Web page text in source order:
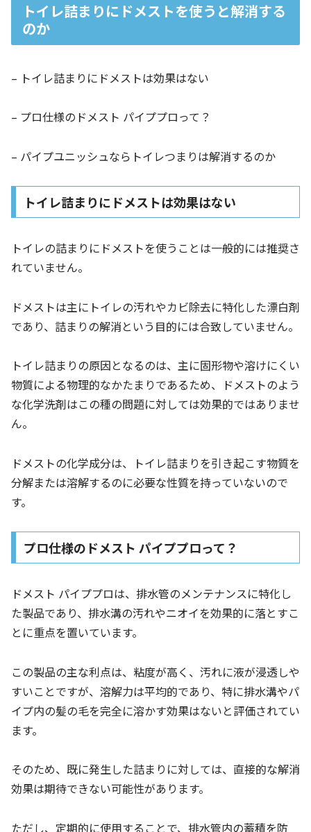
トイレ詰まりにドメストを使うと解消する
のか
– トイレ詰まりにドメストは効果はない
– プロ仕様のドメスト パイププロって？
– パイプユニッシュならトイレつまりは解消するのか
トイレ詰まりにドメストは効果はない
トイレの詰まりにドメストを使うことは一般的には推奨さ
れていません。
ドメストは主にトイレの汚れやカビ除去に特化した漂白剤
であり、詰まりの解消という目的には合致していません。
トイレ詰まりの原因となるのは、主に固形物や溶けにくい
物質による物理的なかたまりであるため、ドメストのよう
な化学洗剤はこの種の問題に対しては効果的ではありませ
ん。
ドメストの化学成分は、トイレ詰まりを引き起こす物質を
分解または溶解するのに必要な性質を持っていないので
す。
プロ仕様のドメスト パイププロって？
ドメスト パイププロは、排水管のメンテナンスに特化し
た製品であり、排水溝の汚れやニオイを効果的に落とすこ
とに重点を置いています。
この製品の主な利点は、粘度が高く、汚れに液が浸透しや
すいことですが、溶解力は平均的であり、特に排水溝やパ
イプ内の髪の毛を完全に溶かす効果はないと評価されてい
ます。
そのため、既に発生した詰まりに対しては、直接的な解消
効果は期待できない可能性があります。
ただし、定期的に使用することで、排水管内の蓄積を防